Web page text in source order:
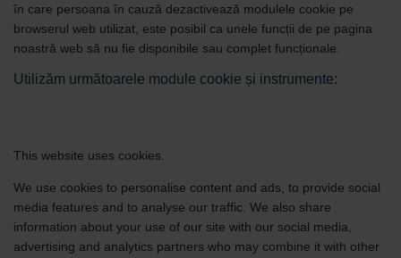
în care persoana în cauză dezactivează modulele cookie pe
browserul web utilizat, este posibil ca unele funcții de pe pagina
noastră web să nu fie disponibile sau complet funcționale.
Utilizăm următoarele module cookie și instrumente:
This website uses cookies.
We use cookies to personalise content and ads, to provide social
media features and to analyse our traffic. We also share
information about your use of our site with our social media,
advertising and analytics partners who may combine it with other